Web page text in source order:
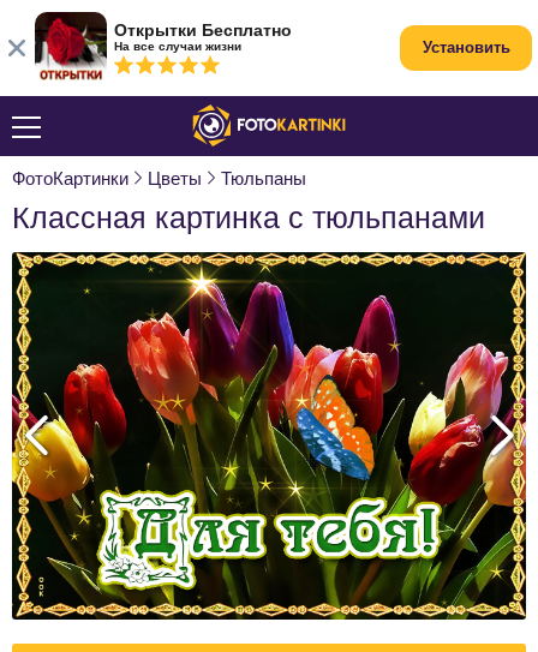
ФотоКартинки Цветы Тюльпаны
Классная картинка с тюльпанами
Открытки Бесплатно
На все случаи жизни Установить